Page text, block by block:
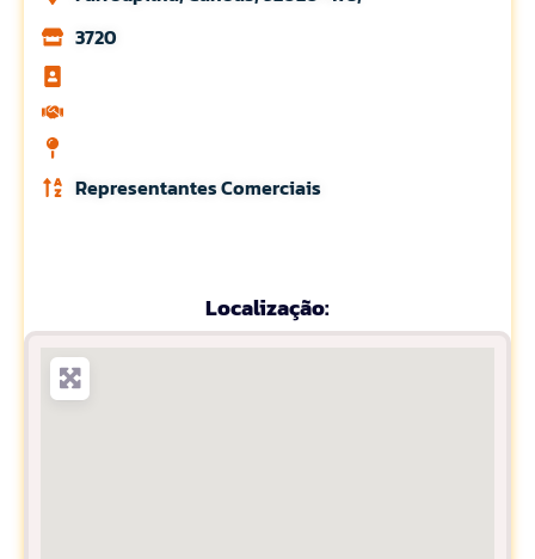
3720
Representantes Comerciais
Localização: